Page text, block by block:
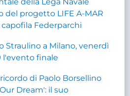
del progetto LIFE A-MAR
Federparchi
Straulino a Milano, venerdì
l'evento finale
di Paolo Borsellino
Dream': il suo